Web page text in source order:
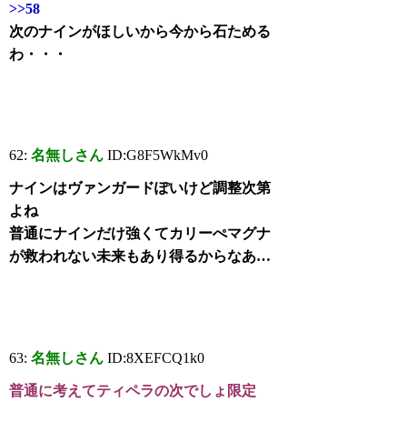
>>58
次のナインがほしいから今から石ためる
わ・・・
62:名無しさん ID:G8F5WkMv0
ナインはヴァンガードぽいけど調整次第
よね
普通にナインだけ強くてカリーぺマグナ
が救われない未来もあり得るからなあ…
63:名無しさん ID:8XEFCQ1k0
普通に考えてティペラの次でしょ限定